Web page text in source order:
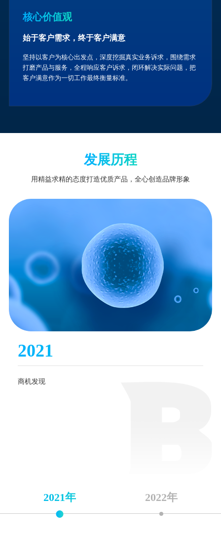
核心价值观
始于客户需求，终于客户满意
坚持以客户为核心出发点，深度挖掘真实业务诉求，围绕需求
打磨产品与服务，全程响应客户诉求，闭环解决实际问题，把
客户满意作为一切工作最终衡量标准。
发展历程
用精益求精的态度打造优质产品，全心创造品牌形象
2021
商机发现
2021年 2022年